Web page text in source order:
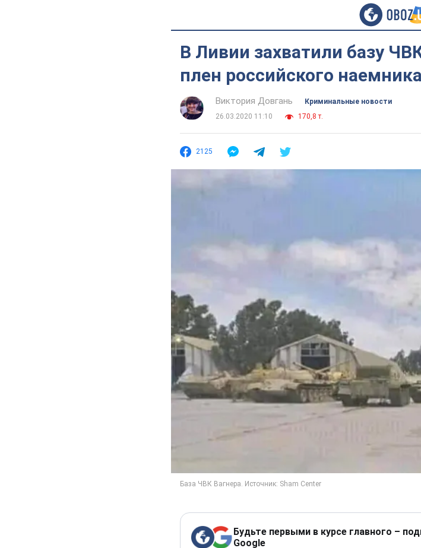
В Ливии захватили базу
плен российского наемника
Виктория Довгань
Криминальные новости
26.03.2020 11:10
170,8 т.
2125
Будьте первыми в курсе главного –
Google